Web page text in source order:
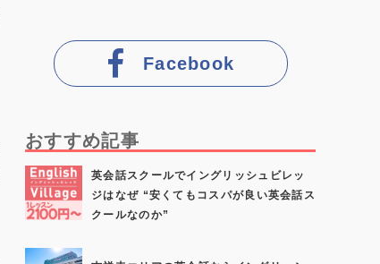
Facebook
おすすめ記事
英会話スクールでイングリッシュビレッ
ジはなぜ “安くてもコスパが良い英会話ス
クールなのか”